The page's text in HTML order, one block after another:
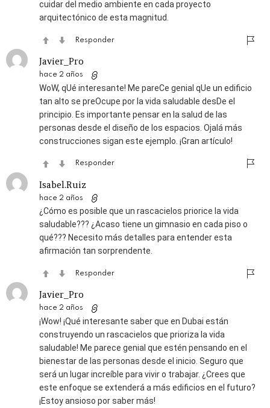
cuidar del medio ambiente en cada proyecto
arquitectónico de esta magnitud.
Responder
Javier_Pro
hace 2 años
WoW, qUé interesante! Me pareCe genial qUe un edificio
tan alto se preOcupe por la vida saludable desDe el
principio. Es importante pensar en la salud de las
personas desde el diseño de los espacios. Ojalá más
construcciones sigan este ejemplo. ¡Gran artículo!
Responder
Isabel.Ruiz
hace 2 años
¿Cómo es posible que un rascacielos priorice la vida
saludable??? ¿Acaso tiene un gimnasio en cada piso o
qué??? Necesito más detalles para entender esta
afirmación tan sorprendente.
Responder
Javier_Pro
hace 2 años
¡Wow! ¡Qué interesante saber que en Dubai están
construyendo un rascacielos que prioriza la vida
saludable! Me parece genial que estén pensando en el
bienestar de las personas desde el inicio. Seguro que
será un lugar increíble para vivir o trabajar. ¿Crees que
este enfoque se extenderá a más edificios en el futuro?
¡Estoy ansioso por saber más!